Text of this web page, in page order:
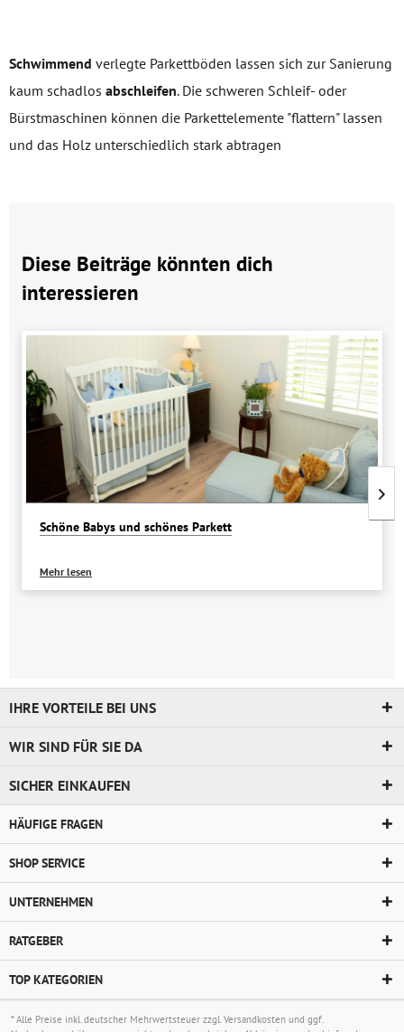
Schwimmend verlegte Parkettböden lassen sich zur Sanierung
kaum schadlos abschleifen. Die schweren Schleif- oder
Bürstmaschinen können die Parkettelemente "flattern" lassen
und das Holz unterschiedlich stark abtragen
Diese Beiträge könnten dich
interessieren
Schöne Babys und schönes Parkett
Mehr lesen
IHRE VORTEILE BEI UNS
WIR SIND FÜR SIE DA
SICHER EINKAUFEN
HÄUFIGE FRAGEN
SHOP SERVICE
UNTERNEHMEN
RATGEBER
TOP KATEGORIEN
* Alle Preise inkl. deutscher Mehrwertsteuer zzgl.Versandkosten und ggf.